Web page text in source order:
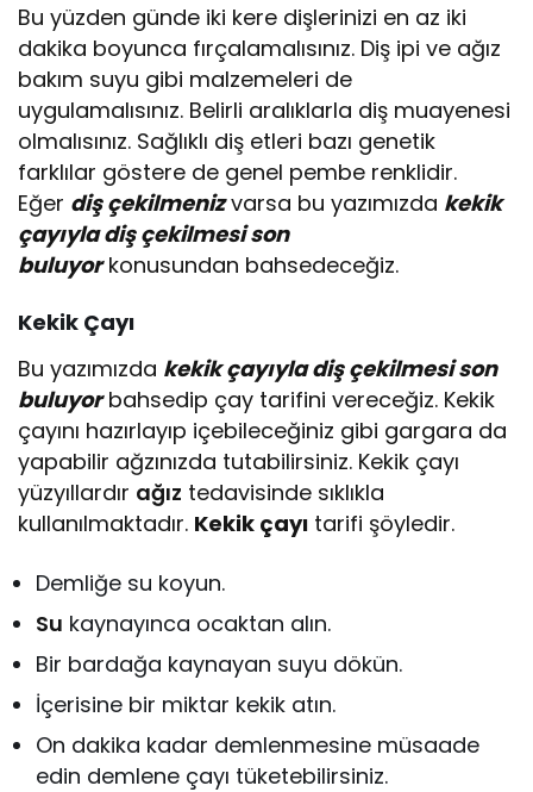
Bu yüzden günde iki kere dişlerinizi en az iki
dakika boyunca fırçalamalısınız. Diş ipi ve ağız
bakım suyu gibi malzemeleri de
uygulamalısınız. Belirli aralıklarla diş muayenesi
olmalısınız. Sağlıklı diş etleri bazı genetik
farklılar göstere de genel pembe renklidir.
Eğer diş çekilmenizvarsa bu yazımızda kekik
çayıyla diş çekilmesi son
buluyorkonusundan bahsedeceğiz.
Kekik Çayı
Bu yazımızda kekik çayıyla diş çekilmesi son
buluyorbahsedip çay tarifini vereceğiz. Kekik
çayını hazırlayıp içebileceğiniz gibi gargara da
yapabilir ağzınızda tutabilirsiniz. Kekik çayı
yüzyıllardır ağız tedavisinde sıklıkla
kullanılmaktadır. Kekik çayı tarifi şöyledir.
Demliğe su koyun.
Su kaynayınca ocaktan alın.
Bir bardağa kaynayan suyu dökün.
İçerisine bir miktar kekik atın.
On dakika kadar demlenmesine müsaade
edin demlene çayı tüketebilirsiniz.